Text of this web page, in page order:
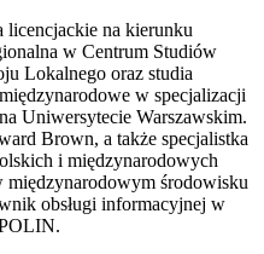
licencjackie na kierunku
w Centrum Studiów
Lokalnego oraz studia
w specjalizacji
Uniwersytecie Warszawskim.
Brown, a także specjalistka
i międzynarodowych
środowisku
obsługi informacyjnej w